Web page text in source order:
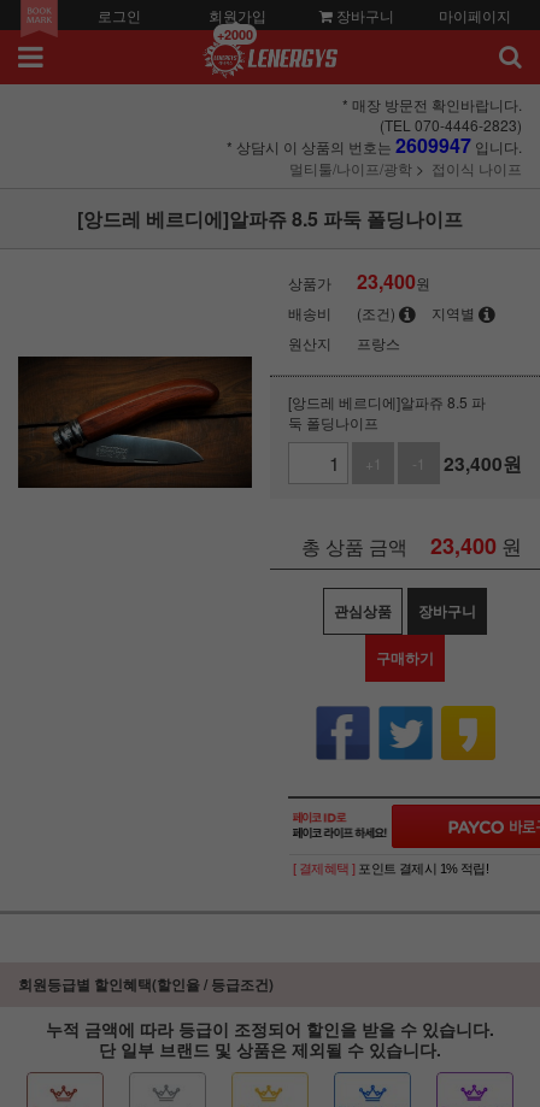
로그인 회원가입
+2000
장바구니 마이페이지
* 매장 방문전 확인바랍니다.
(TEL 070-4446-2823)
* 상담시 이 상품의 번호는 2609947 입니다.
멀티툴/나이프/광학
접이식 나이프
[앙드레 베르디에]알파쥬 8.5 파둑 폴딩나이프
상품가 23,400원
배송비
(조건)
지역별
원산지
프랑스
[앙드레 베르디에]알파쥬 8.5 파
둑 폴딩나이프
+1
-1 23,400원
총 상품 금액 23,400 원
관심상품 장바구니
구매하기
[ 결제혜택 ] 포인트 결제시 1% 적립!
회원등급별 할인혜택(할인율 / 등급조건)
누적 금액에 따라 등급이 조정되어 할인을 받을 수 있습니다.
단 일부 브랜드 및 상품은 제외될 수 있습니다.